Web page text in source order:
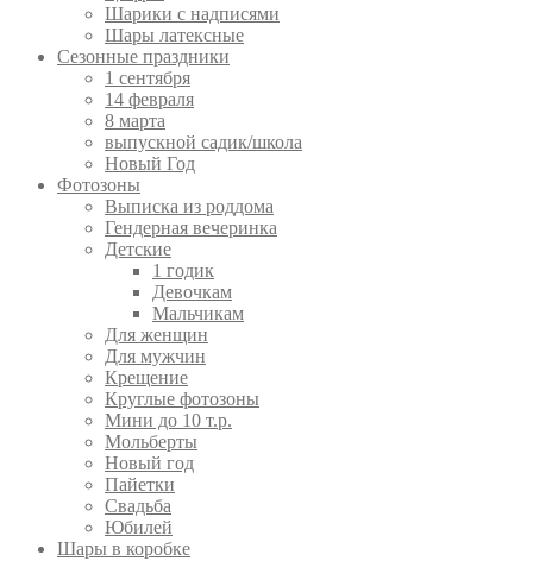
Шарики с надписями
Шары латексные
Сезонные праздники
1 сентября
14 февраля
8 марта
выпускной садик/школа
Новый Год
Фотозоны
Выписка из роддома
Гендерная вечеринка
Детские
1 годик
Девочкам
Мальчикам
Для женщин
Для мужчин
Крещение
Круглые фотозоны
Мини до 10 т.р.
Мольберты
Новый год
Пайетки
Свадьба
Юбилей
Шары в коробке